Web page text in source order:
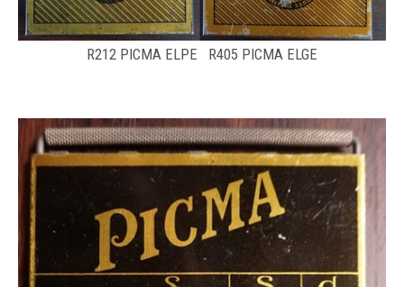
R212 PICMA ELPE R405 PICMA ELGE